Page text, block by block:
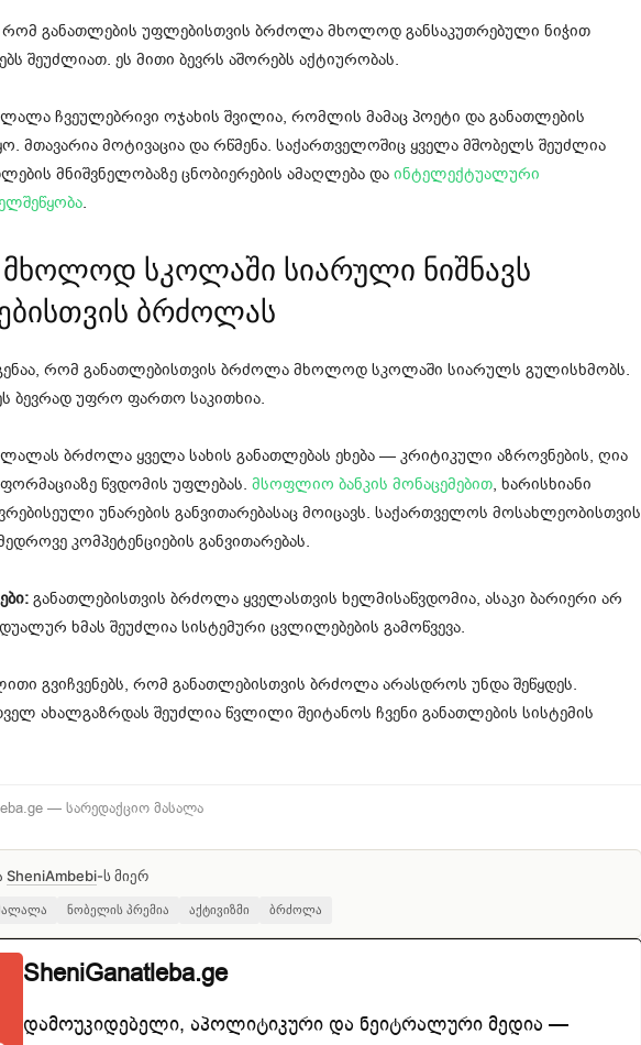
განათლების უფლებისთვის ბრძოლა მხოლოდ განსაკუთრებული ნიჭით
შეუძლიათ. ეს მითი ბევრს აშორებს აქტიურობას.
ჩვეულებრივი ოჯახის შვილია, რომლის მამაც პოეტი და განათლების
მთავარია მოტივაცია და რწმენა. საქართველოშიც ყველა მშობელს შეუძლია
მნიშვნელობაზე ცნობიერების ამაღლება და ინტელექტუალური
.
მხოლოდ სკოლაში სიარული ნიშნავს
ბრძოლას
რომ განათლებისთვის ბრძოლა მხოლოდ სკოლაში სიარულს გულისხმობს.
ბევრად უფრო ფართო საკითხია.
ბრძოლა ყველა სახის განათლებას ეხება — კრიტიკული აზროვნების, ღია
წვდომის უფლებას. მსოფლიო ბანკის მონაცემებით, ხარისხიანი
უნარების განვითარებასაც მოიცავს. საქართველოს მოსახლეობისთვის
კომპეტენციების განვითარებას.
განათლებისთვის ბრძოლა ყველასთვის ხელმისაწვდომია, ასაკი ბარიერი არ
ხმას შეუძლია სისტემური ცვლილებების გამოწვევა.
გვიჩვენებს, რომ განათლებისთვის ბრძოლა არასდროს უნდა შეწყდეს.
ახალგაზრდას შეუძლია წვლილი შეიტანოს ჩვენი განათლების სისტემის
— სარედაქციო მასალა
SheniAmbebi-ს მიერ
ნობელის პრემია აქტივიზმი ბრძოლა
SheniGanatleba.ge
დამოუკიდებელი, აპოლიტიკური და ნეიტრალური მედია —